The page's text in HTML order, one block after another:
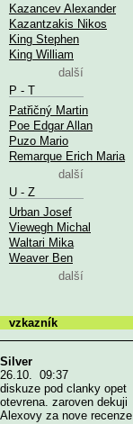
Kazancev Alexander
Kazantzakis Nikos
King Stephen
King William
další
P - T
Patřičný Martin
Poe Edgar Allan
Puzo Mario
Remarque Erich Maria
další
U - Z
Urban Josef
Viewegh Michal
Waltari Mika
Weaver Ben
další
vzkazník
Silver
26.10. 09:37
diskuze pod clanky opet
otevrena. zaroven dekuji
Alexovy za nove